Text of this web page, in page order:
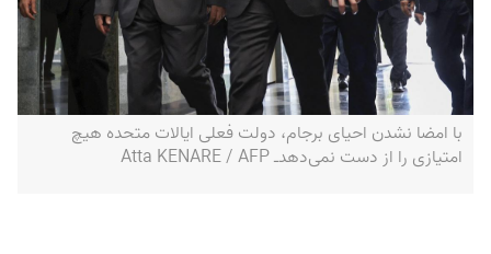
با امضا نشدن احیای برجام، دولت فعلی ایالات متحده هیچ
امتیازی را از دست نمی‌دهد‌ـ Atta KENARE / AFP